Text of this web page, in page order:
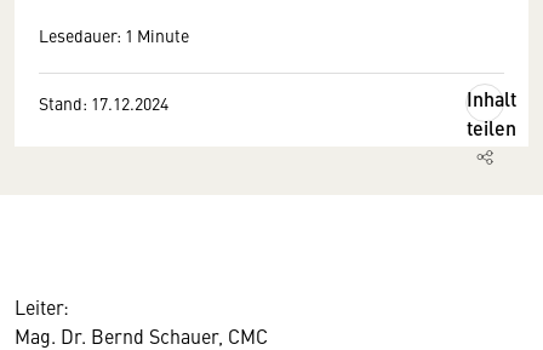
Lesedauer: 1 Minute
Stand: 17.12.2024
Inhalt
teilen
Leiter:
Mag. Dr. Bernd Schauer, CMC